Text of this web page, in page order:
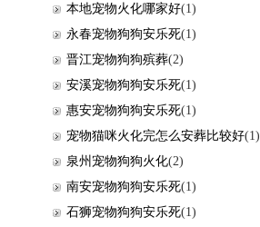
本地宠物火化哪家好(1)
永春宠物狗狗安乐死(1)
晋江宠物狗狗殡葬(2)
安溪宠物狗狗安乐死(1)
惠安宠物狗狗安乐死(1)
宠物猫咪火化完怎么安葬比较好(1)
泉州宠物狗狗火化(2)
南安宠物狗狗安乐死(1)
石狮宠物狗狗安乐死(1)